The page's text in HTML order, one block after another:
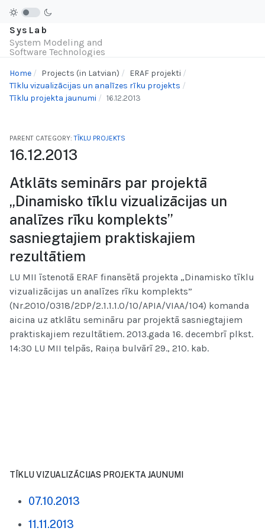
SysLab
System Modeling and
Software Technologies
Home Projects (in Latvian)
ERAF projekti
Tīklu vizualizācijas un analīzes rīku projekts
Tīklu projekta jaunumi
16.12.2013
PARENT CATEGORY:TĪKLU PROJEKTS
16.12.2013
Atklāts seminārs par projektā
„Dinamisko tīklu vizualizācijas un
analīzes rīku komplekts”
sasniegtajiem praktiskajiem
rezultātiem
LU MII īstenotā ERAF finansētā projekta „Dinamisko tīklu
vizualizācijas un analīzes rīku komplekts”
(Nr.2010/0318/2DP/2.1.1.1.0/10/APIA/VIAA/104) komanda
aicina uz atklātu semināru par projektā sasniegtajiem
praktiskajiem rezultātiem. 2013.gada 16. decembrī plkst.
14:30 LU MII telpās, Raiņa bulvārī 29., 210. kab.
TĪKLU VIZUALIZĀCIJAS PROJEKTA JAUNUMI
07.10.2013
11.11.2013